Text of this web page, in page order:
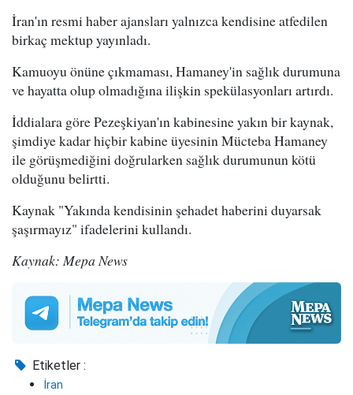
İran'ın resmi haber ajansları yalnızca kendisine atfedilen
birkaç mektup yayınladı.
Kamuoyu önüne çıkmaması, Hamaney'in sağlık durumuna
ve hayatta olup olmadığına ilişkin spekülasyonları artırdı.
İddialara göre Pezeşkiyan'ın kabinesine yakın bir kaynak,
şimdiye kadar hiçbir kabine üyesinin Mücteba Hamaney
ile görüşmediğini doğrularken sağlık durumunun kötü
olduğunu belirtti.
Kaynak "Yakında kendisinin şehadet haberini duyarsak
şaşırmayız" ifadelerini kullandı.
Kaynak: Mepa News
Etiketler :
İran